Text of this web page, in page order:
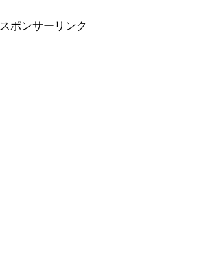
スポンサーリンク